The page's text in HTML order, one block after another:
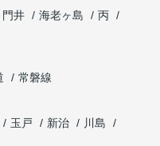
門井 海老ヶ島
丙
常磐線
玉戸 新治
川島